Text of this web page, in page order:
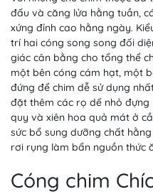
đấu và căng lửa hằng tuần,
xứng đỉnh cao hằng ngày.
trí hai cóng song song đối
giác cân bằng cho tổng thể
một bên cóng cám hạt, một
đứng để chim dễ sử dụng
đặt thêm các rọ dế nhỏ đựng
quy và xiên hoa quả mát ở
sức bổ sung dưỡng chất
rơi rụng làm bẩn nguồn thức
Cóng chim